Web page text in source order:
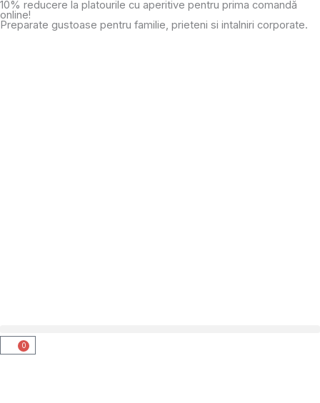
Skip
to
10% reducere la platourile cu aperitive pentru prima comandă
online!
Preparate gustoase pentru familie, prieteni si intalniri corporate.
0
Cart